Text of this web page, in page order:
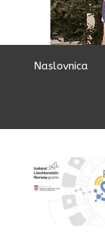
Naslovnica